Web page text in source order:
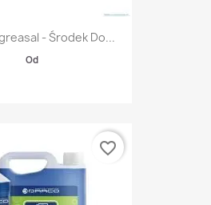
- Środek Do...
Od
favorite_border